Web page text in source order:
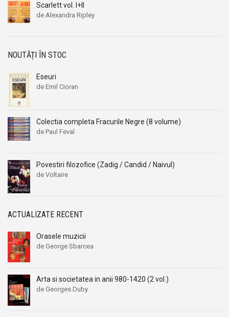
Scarlett vol. I+II
de Alexandra Ripley
NOUTĂȚI ÎN STOC
Eseuri
de Emil Cioran
Colectia completa Fracurile Negre (8 volume)
de Paul Feval
Povestiri filozofice (Zadig / Candid / Naivul)
de Voltaire
ACTUALIZATE RECENT
Orasele muzicii
de George Sbarcea
Arta si societatea in anii 980-1420 (2 vol.)
de Georges Duby